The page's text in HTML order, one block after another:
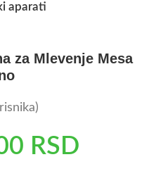
aparati
za Mlevenje Mesa
RSD